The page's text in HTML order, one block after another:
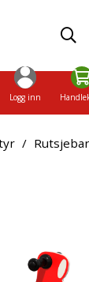
Logg inn
/